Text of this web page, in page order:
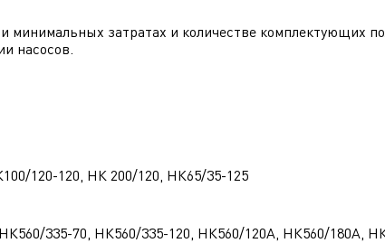
минимальных затратах и количестве комплектующих
насосов.
120-120, НК 200/120, НК65/35-125
335-70, НК560/335-120, НК560/120А, НК560/180А,